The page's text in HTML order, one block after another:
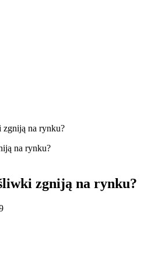
na rynku?
zgniją na rynku?